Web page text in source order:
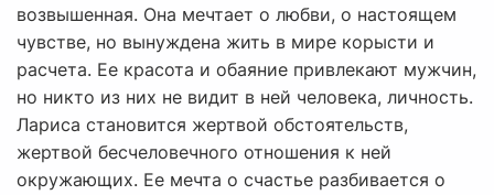
возвышенная. Она мечтает о любви, о настоящем
чувстве, но вынуждена жить в мире корысти и
расчета. Ее красота и обаяние привлекают мужчин,
но никто из них не видит в ней человека, личность.
Лариса становится жертвой обстоятельств,
жертвой бесчеловечного отношения к ней
окружающих. Ее мечта о счастье разбивается о